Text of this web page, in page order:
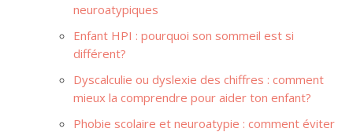
neuroatypiques
Enfant HPI : pourquoi son sommeil est si
différent?
Dyscalculie ou dyslexie des chiffres : comment
mieux la comprendre pour aider ton enfant?
Phobie scolaire et neuroatypie : comment éviter